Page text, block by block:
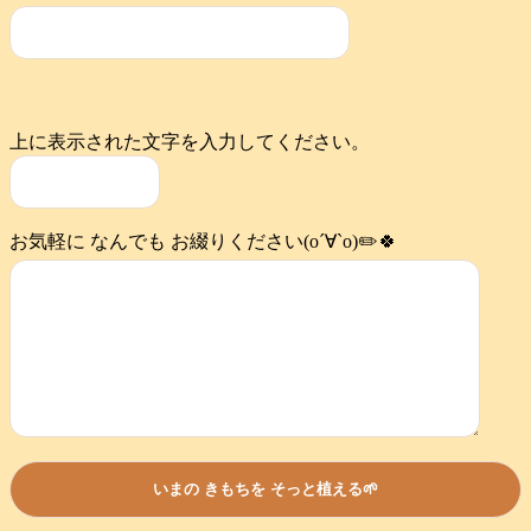
上に表示された文字を入力してください。
お気軽に なんでも お綴りください(о´∀`о)✏️🍀